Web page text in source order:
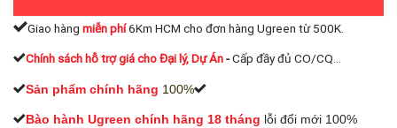
Giao hàng miễn phí6Km HCM cho đơn hàng Ugreen từ 500K.
Chính sách hỗ trợ giá cho Đại lý, Dự Án-Cấp đầy đủ CO/CQ...
Sản phẩm chính hãng 100%
Bào hành Ugreen chính hãng 18 tháng lỗi đổi mới 100%